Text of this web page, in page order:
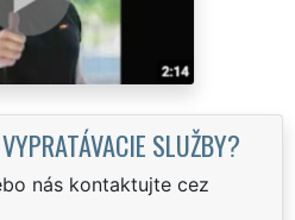
SLUŽBY?
nás kontaktujte cez